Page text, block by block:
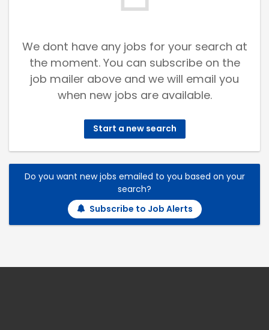
We dont have any jobs for your search at
the moment. You can subscribe on the
job mailer above and we will email you
when new jobs are available.
Start a new search
Do you want new jobs emailed to you based on your
search?
Subscribe to Job Alerts